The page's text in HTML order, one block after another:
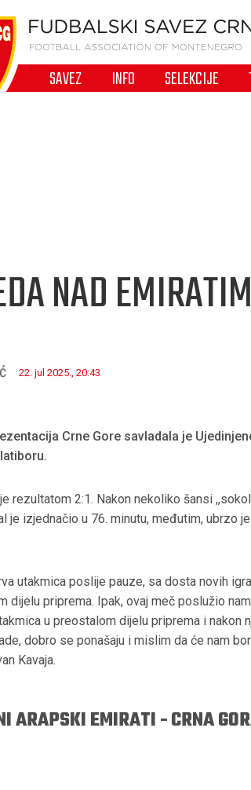
SAVEZ INFO SELEKCIJE
NAD
22. jul 2025., 20:43
Crne Gore savladala je
rezultatom 2:1. Nakon nekoliko šansi
je izjednačio u 76. minutu, međutim, ubrzo
utakmica poslije pauze, sa dosta novih
dijelu priprema. Ipak, ovaj meč poslužio
u preostalom dijelu priprema i nakon
dobro se ponašaju i mislim da će nam
Kavaja.
ARAPSKI EMIRATI - CRNA